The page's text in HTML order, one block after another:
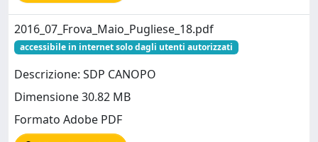
2016_07_Frova_Maio_Pugliese_18.pdf
accessibile in internet solo dagli utenti autorizzati
Descrizione: SDP CANOPO
Dimensione 30.82 MB
Formato Adobe PDF